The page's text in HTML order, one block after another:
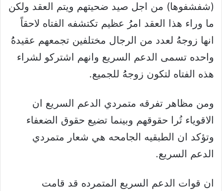
(شفشفوها) من اجل صيد ضحيتهم ويتم العقد ولكن
ما وراء هذا العقد امرُُ عظيم تكتشفه الفتاه لاحقاً
انها زوجهُُ لعدد من الرجال مختلفين تجمعهم عقيدهُُ
واحده تسمى الدعم السريع وانهم اشتركو لشراء
هذه الفتاه لتكون زوجهُُ للجميع.
ومن مظاهر تفرقه متمردي الدعم السريع ان
الاقوياء تُرا حقوقهم وبينما تضيع حقوق الضعفاء
وتؤكد ان الطبقيه الجامحه هي شعار متمردي
الدعم السريع.
ان قوات الدعم السريع المتمرده قد قامت